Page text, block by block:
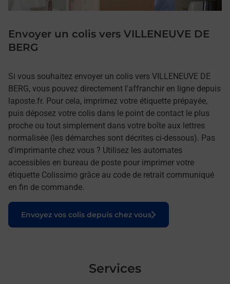
Envoyer un colis vers VILLENEUVE DE
BERG
Si vous souhaitez envoyer un colis vers VILLENEUVE DE
BERG, vous pouvez directement l'affranchir en ligne depuis
laposte.fr. Pour cela, imprimez votre étiquette prépayée,
puis déposez votre colis dans le point de contact le plus
proche ou tout simplement dans votre boîte aux lettres
normalisée (les démarches sont décrites ci-dessous). Pas
d'imprimante chez vous ? Utilisez les automates
accessibles en bureau de poste pour imprimer votre
étiquette Colissimo grâce au code de retrait communiqué
en fin de commande.
Envoyez vos colis depuis chez vous
Le lien s'ouvre dans un nouvel onglet
Services